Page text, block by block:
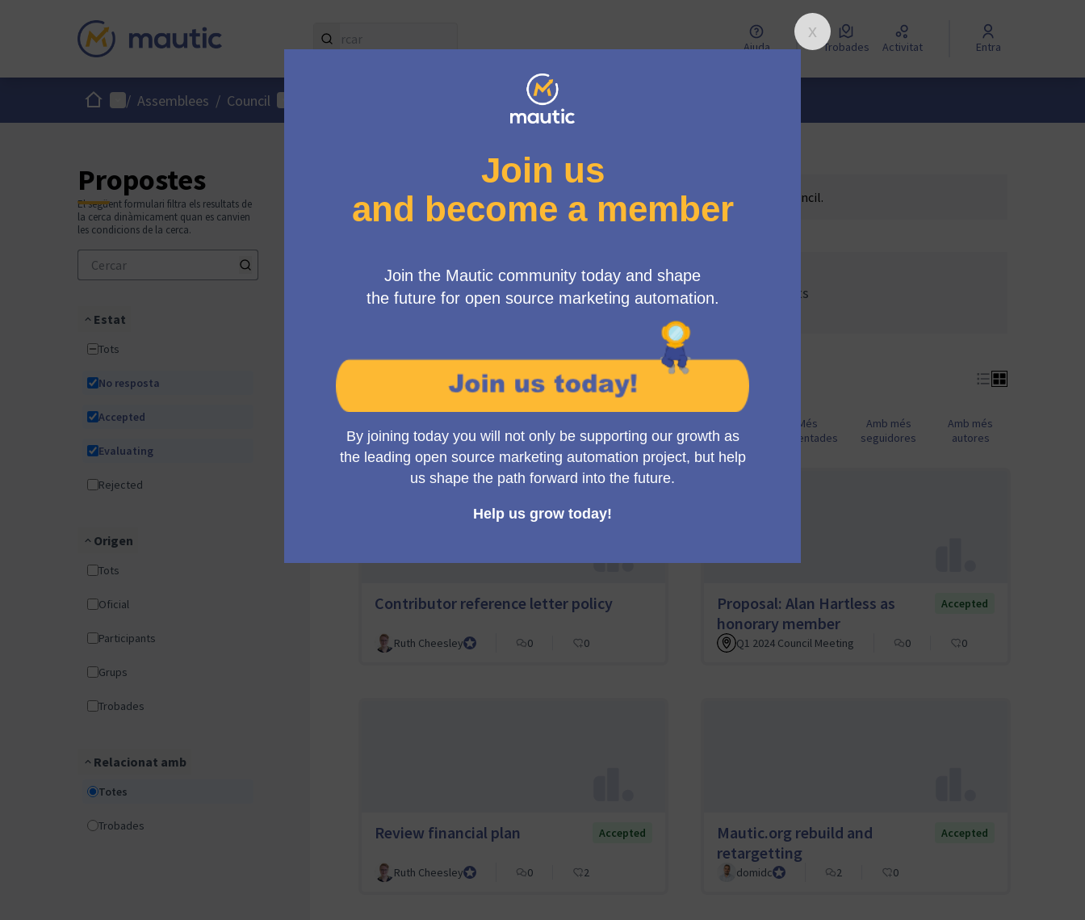
Ajuda Trobades Activitat Entra
Inici Menú principal
/ Assemblees / Council Menú d'usuari
Propostes
El següent formulari filtra els resultats de
la cerca dinàmicament quan es canvien
les condicions de la cerca.
Estat
Tots
No resposta
Accepted
Evaluating
Rejected
Origen
Tots
Oficial
Participants
Grups
Trobades
Relacionat amb
Totes
Trobades
Proposals in this section can only be voted on by members of the Mautic Council.
La selecció de propostes es regeix per les següents normes:
Per ser validades, les propostes han d'arribar a un mínim de 4 suports
Cada proposta pot acumular més de 4 suports
15 propostes
AleatoriRecent (Alfabètic)
invers)
suports
adhesions
Més
comentades
Amb més
seguidores
Amb més
autores
Contributor reference letter policy
Ruth CheesleyMautic Project Lead
0 0
Proposal: Alan Hartless as
honorary member
Accepted
Q1 2024 Council Meeting 0 0
Review financial plan Accepted
Ruth CheesleyMautic Project Lead
0 2
Mautic.org rebuild and
retargetting
Accepted
domidcCouncil member
2 0